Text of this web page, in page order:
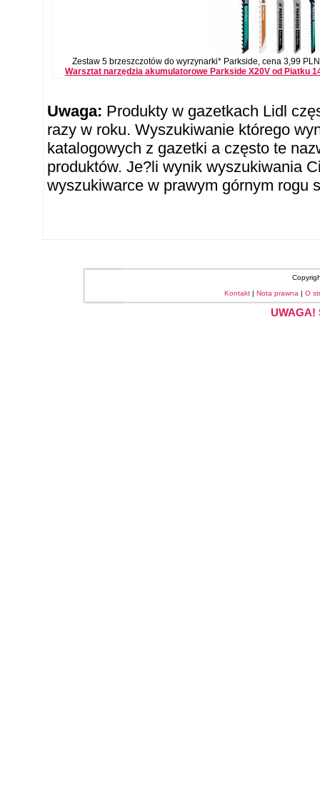
Zestaw 5 brzeszczotów do wyrzynarki* Parkside, cena 3,99
Warsztat narzędzia akumulatorowe Parkside X20V od Piatku
Uwaga: Produkty w gazetkach Lidl
razy w roku. Wyszukiwanie którego
katalogowych z gazetki a często te
produktów. Je?li wynik wyszukiwania
wyszukiwarce w prawym górnym rogu
Kontakt | Nota prawna | O
UWAGA!